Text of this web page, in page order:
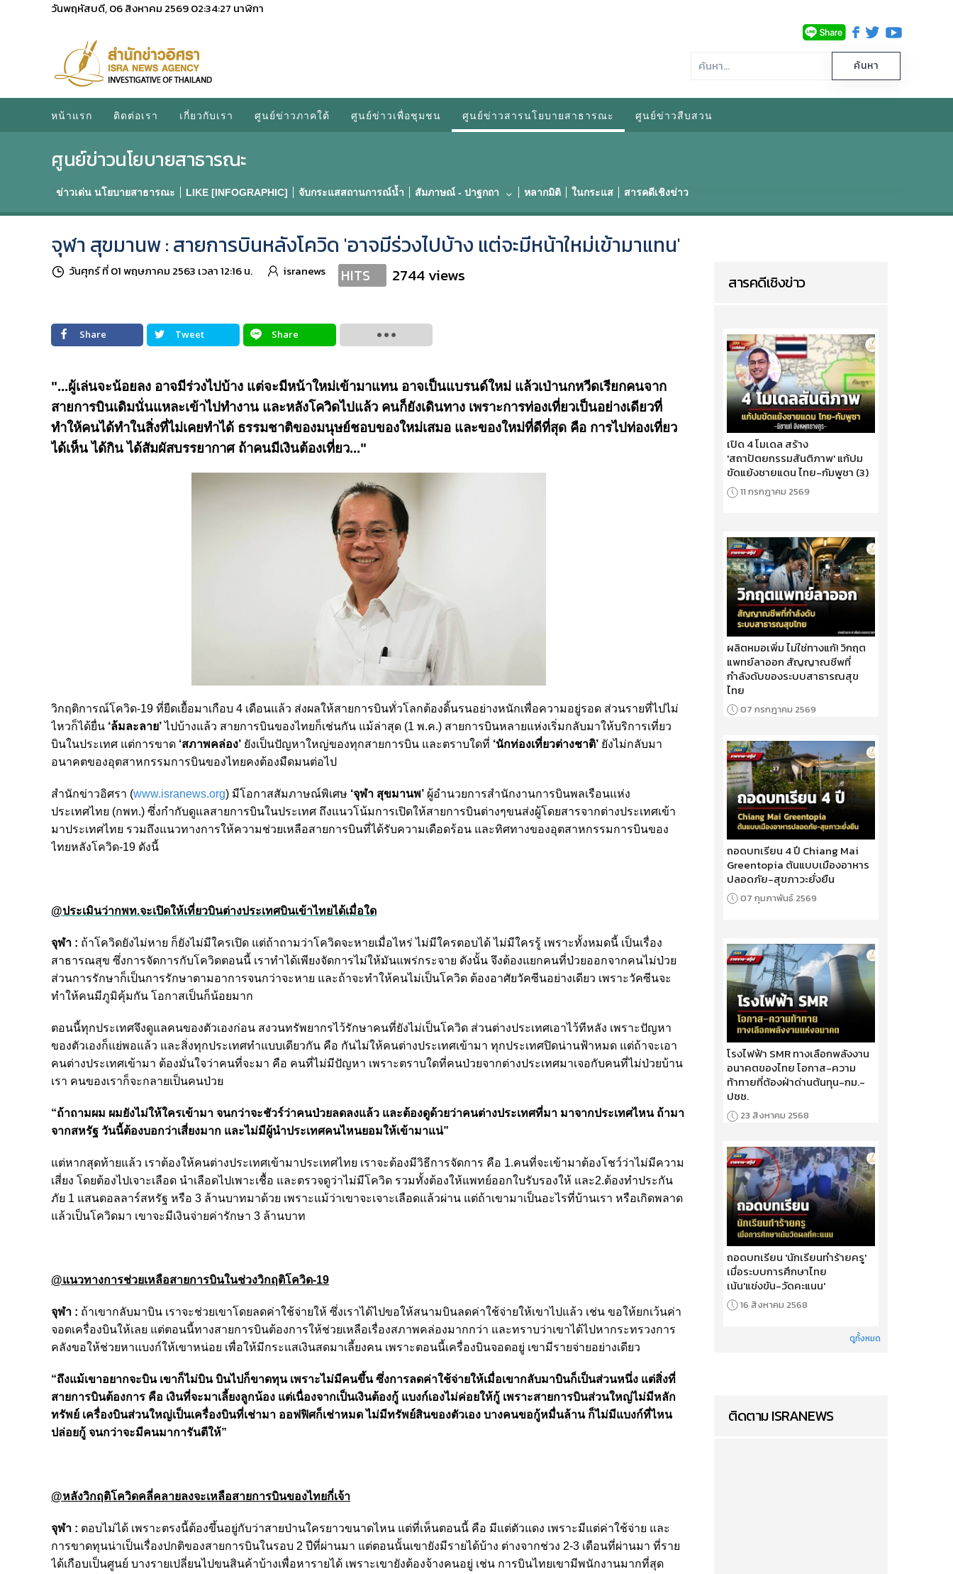
วันพฤหัสบดี, 06 สิงหาคม 256902:34:28 นาฬิกา
หน้าแรก ติดต่อเรา เกี่ยวกับเรา ศูนย์ข่าวภาคใต้ ศูนย์ข่าวเพื่อชุมชน ศูนย์ข่าวสารนโยบายสาธารณะ ศูนย์ข่าวสืบสวน
ศูนย์ข่าวนโยบายสาธารณะ
ข่าวเด่น นโยบายสาธารณะ LIKE [INFOGRAPHIC] จับกระแสสถานการณ์น้ำ สัมภาษณ์ - ปาฐกถา หลากมิติ ในกระแส สารคดีเชิงข่าว
จุฬา สุขมานพ : สายการบินหลังโควิด 'อาจมีร่วงไปบ้าง แต่จะมีหน้าใหม่เข้ามาแทน'
วันศุกร์ ที่ 01 พฤษภาคม 2563 เวลา 12:16 น. isranews HITS 2744 views
Share Tweet Share
"...ผู้เล่นจะน้อยลง อาจมีร่วงไปบ้าง แต่จะมีหน้าใหม่เข้ามาแทน อาจเป็นแบรนด์ใหม่ แล้วเป่านกหวีดเรียกคนจาก
สายการบินเดิมนั่นแหละเข้าไปทำงาน และหลังโควิดไปแล้ว คนก็ยังเดินทาง เพราะการท่องเที่ยวเป็นอย่างเดียวที่
ทำให้คนได้ทำในสิ่งที่ไม่เคยทำได้ ธรรมชาติของมนุษย์ชอบของใหม่เสมอ และของใหม่ที่ดีที่สุด คือ การไปท่องเที่ยว
ได้เห็น ได้กิน ได้สัมผัสบรรยากาศ ถ้าคนมีเงินต้องเที่ยว..."
วิกฤติการณ์โควิด-19 ที่ยืดเยื้อมาเกือบ 4 เดือนแล้ว ส่งผลให้สายการบินทั่วโลกต้องดิ้นรนอย่างหนักเพื่อความอยู่รอด ส่วนรายที่ไปไม่
ไหวก็ได้ยื่น ‘ล้มละลาย’ไปบ้างแล้ว สายการบินของไทยก็เช่นกัน แม้ล่าสุด (1 พ.ค.) สายการบินหลายแห่งเริ่มกลับมาให้บริการเที่ยว
บินในประเทศ แต่การขาด ‘สภาพคล่อง’ ยังเป็นปัญหาใหญ่ของทุกสายการบิน และตราบใดที่ ‘นักท่องเที่ยวต่างชาติ’ ยังไม่กลับมา
อนาคตของอุตสาหกรรมการบินของไทยคงต้องมืดมนต่อไป
สำนักข่าวอิศรา (www.isranews.org) มีโอกาสสัมภาษณ์พิเศษ ‘จุฬา สุขมานพ’ ผู้อำนวยการสำนักงานการบินพลเรือนแห่ง
ประเทศไทย (กพท.) ซึ่งกำกับดูแลสายการบินในประเทศ ถึงแนวโน้มการเปิดให้สายการบินต่างๆขนส่งผู้โดยสารจากต่างประเทศเข้า
มาประเทศไทย รวมถึงแนวทางการให้ความช่วยเหลือสายการบินที่ได้รับความเดือดร้อน และทิศทางของอุตสาหกรรมการบินของ
ไทยหลังโควิด-19 ดังนี้
@ประเมินว่ากพท.จะเปิดให้เที่ยวบินต่างประเทศบินเข้าไทยได้เมื่อใด
จุฬา : ถ้าโควิดยังไม่หาย ก็ยังไม่มีใครเปิด แต่ถ้าถามว่าโควิดจะหายเมื่อไหร่ ไม่มีใครตอบได้ ไม่มีใครรู้ เพราะทั้งหมดนี้ เป็นเรื่อง
สาธารณสุข ซึ่งการจัดการกับโควิดตอนนี้ เราทำได้เพียงจัดการไม่ให้มันแพร่กระจาย ดังนั้น จึงต้องแยกคนที่ป่วยออกจากคนไม่ป่วย
ส่วนการรักษาก็เป็นการรักษาตามอาการจนกว่าจะหาย และถ้าจะทำให้คนไม่เป็นโควิด ต้องอาศัยวัคซีนอย่างเดียว เพราะวัคซีนจะ
ทำให้คนมีภูมิคุ้มกัน โอกาสเป็นก็น้อยมาก
ตอนนี้ทุกประเทศจึงดูแลคนของตัวเองก่อน สงวนทรัพยากรไว้รักษาคนที่ยังไม่เป็นโควิด ส่วนต่างประเทศเอาไว้ทีหลัง เพราะปัญหา
ของตัวเองก็แย่พอแล้ว และสิ่งทุกประเทศทำแบบเดียวกัน คือ กันไม่ให้คนต่างประเทศเข้ามา ทุกประเทศปิดน่านฟ้าหมด แต่ถ้าจะเอา
คนต่างประเทศเข้ามา ต้องมั่นใจว่าคนที่จะมา คือ คนที่ไม่มีปัญหา เพราะตราบใดที่คนป่วยจากต่างประเทศมาเจอกับคนที่ไม่ป่วยบ้าน
เรา คนของเราก็จะกลายเป็นคนป่วย
“ถ้าถามผม ผมยังไม่ให้ใครเข้ามา จนกว่าจะชัวร์ว่าคนป่วยลดลงแล้ว และต้องดูด้วยว่าคนต่างประเทศที่มา มาจากประเทศไหน ถ้ามา
จากสหรัฐ วันนี้ต้องบอกว่าเสี่ยงมาก และไม่มีผู้นำประเทศคนไหนยอมให้เข้ามาแน่”
แต่หากสุดท้ายแล้ว เราต้องให้คนต่างประเทศเข้ามาประเทศไทย เราจะต้องมีวิธีการจัดการ คือ 1.คนที่จะเข้ามาต้องโชว์ว่าไม่มีความ
เสี่ยง โดยต้องไปเจาะเลือด นำเลือดไปเพาะเชื้อ และตรวจดูว่าไม่มีโควิด รวมทั้งต้องให้แพทย์ออกใบรับรองให้ และ2.ต้องทำประกัน
ภัย 1 แสนดอลลาร์สหรัฐ หรือ 3 ล้านบาทมาด้วย เพราะแม้ว่าเขาจะเจาะเลือดแล้วผ่าน แต่ถ้าเขามาเป็นอะไรที่บ้านเรา หรือเกิดพลาด
แล้วเป็นโควิดมา เขาจะมีเงินจ่ายค่ารักษา 3 ล้านบาท
@แนวทางการช่วยเหลือสายการบินในช่วงวิกฤติโควิด-19
จุฬา : ถ้าเขากลับมาบิน เราจะช่วยเขาโดยลดค่าใช้จ่ายให้ ซึ่งเราได้ไปขอให้สนามบินลดค่าใช้จ่ายให้เขาไปแล้ว เช่น ขอให้ยกเว้นค่า
จอดเครื่องบินให้เลย แต่ตอนนี้ทางสายการบินต้องการให้ช่วยเหลือเรื่องสภาพคล่องมากกว่า และทราบว่าเขาได้ไปหากระทรวงการ
คลังขอให้ช่วยหาแบงก์ให้เขาหน่อย เพื่อให้มีกระแสเงินสดมาเลี้ยงคน เพราะตอนนี้เครื่องบินจอดอยู่ เขามีรายจ่ายอย่างเดียว
“ถึงแม้เขาอยากจะบิน เขาก็ไม่บิน บินไปก็ขาดทุน เพราะไม่มีคนขึ้น ซึ่งการลดค่าใช้จ่ายให้เมื่อเขากลับมาบินก็เป็นส่วนหนึ่ง แต่สิ่งที่
สายการบินต้องการ คือ เงินที่จะมาเลี้ยงลูกน้อง แต่เนื่องจากเป็นเงินต้องกู้ แบงก์เองไม่ค่อยให้กู้ เพราะสายการบินส่วนใหญ่ไม่มีหลัก
ทรัพย์ เครื่องบินส่วนใหญ่เป็นเครื่องบินที่เช่ามา ออฟฟิศก็เช่าหมด ไม่มีทรัพย์สินของตัวเอง บางคนขอกู้หมื่นล้าน ก็ไม่มีแบงก์ที่ไหน
ปล่อยกู้ จนกว่าจะมีคนมาการันตีให้”
@หลังวิกฤติโควิดคลี่คลายลงจะเหลือสายการบินของไทยกี่เจ้า
จุฬา : ตอบไม่ได้ เพราะตรงนี้ต้องขึ้นอยู่กับว่าสายป่านใครยาวขนาดไหน แต่ที่เห็นตอนนี้ คือ มีแต่ตัวแดง เพราะมีแต่ค่าใช้จ่าย และ
การขาดทุนน่าเป็นเรื่องปกติของสายการบินในรอบ 2 ปีที่ผ่านมา แต่ตอนนั้นเขายังมีรายได้บ้าง ต่างจากช่วง 2-3 เดือนที่ผ่านมา ที่ราย
ได้เกือบเป็นศูนย์ บางรายเปลี่ยนไปขนสินค้าบ้างเพื่อหารายได้ เพราะเขายังต้องจ้างคนอยู่ เช่น การบินไทยเขามีพนักงานมากที่สุด
สารคดีเชิงข่าว
เปิด 4 โมเดล สร้าง
'สถาปัตยกรรมสันติภาพ' แก้ปม
ขัดแย้งชายแดน ไทย-กัมพูชา (3)
11 กรกฎาคม 2569
ผลิตหมอเพิ่ม ไม่ใช่ทางแก้! วิกฤต
แพทย์ลาออก สัญญาณชีพที่
กำลังดับของระบบสาธารณสุข
ไทย
07 กรกฎาคม 2569
ถอดบทเรียน 4 ปี Chiang Mai
Greentopia ต้นแบบเมืองอาหาร
ปลอดภัย-สุขภาวะยั่งยืน
07 กุมภาพันธ์ 2569
โรงไฟฟ้า SMR ทางเลือกพลังงาน
อนาคตของไทย โอกาส-ความ
ท้าทายที่ต้องฝ่าด่านต้นทุน-กม.-
ปชช.
23 สิงหาคม 2568
ถอดบทเรียน 'นักเรียนทำร้ายครู'
เมื่อระบบการศึกษาไทย
เน้น'แข่งขัน-วัดคะแนน'
16 สิงหาคม 2568
ดูทั้งหมด
ติดตาม ISRANEWS